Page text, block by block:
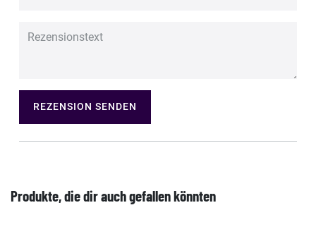
REZENSION SENDEN
Produkte, die dir auch gefallen könnten